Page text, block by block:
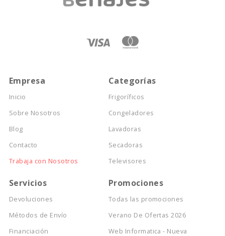
Empresa
Inicio
Sobre Nosotros
Blog
Contacto
Trabaja con Nosotros
Categorías
Frigoríficos
Congeladores
Lavadoras
Secadoras
Televisores
Servicios
Devoluciones
Métodos de Envío
Financiación
Promociones
Todas las promociones
Verano De Ofertas 2026
Web Informatica - Nueva